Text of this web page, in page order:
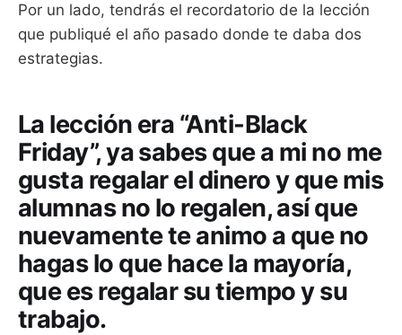
Por un lado, tendrás el recordatorio de la lección
que publiqué el año pasado donde te daba dos
estrategias.
La lección era “Anti-Black
Friday”, ya sabes que a mi no me
gusta regalar el dinero y que mis
alumnas no lo regalen, así que
nuevamente te animo a que no
hagas lo que hace la mayoría,
que es regalar su tiempo y su
trabajo.